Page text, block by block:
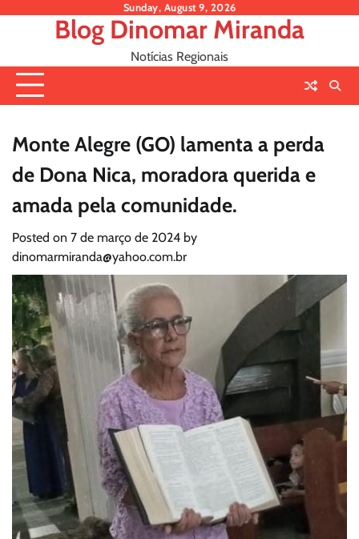
Sunday, August 9, 2026
Blog Dinomar Miranda
Notícias Regionais
Monte Alegre (GO) lamenta a perda
de Dona Nica, moradora querida e
amada pela comunidade.
Posted on 7 de março de 2024 by
dinomarmiranda@yahoo.com.br